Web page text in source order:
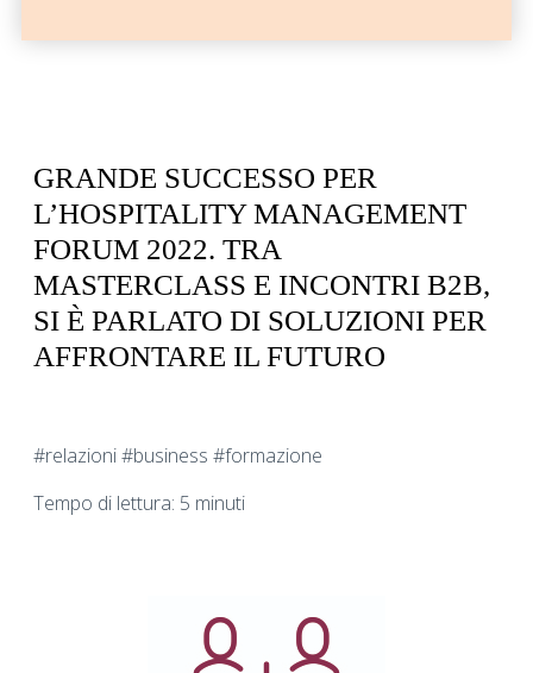
GRANDE SUCCESSO PER
L’HOSPITALITY MANAGEMENT
FORUM 2022. TRA
MASTERCLASS E INCONTRI B2B,
SI È PARLATO DI SOLUZIONI PER
AFFRONTARE IL FUTURO
#relazioni #business #formazione
Tempo di lettura: 5 minuti